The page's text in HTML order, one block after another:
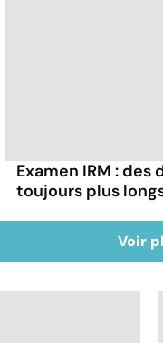
Examen IRM :
toujours plus
Voir